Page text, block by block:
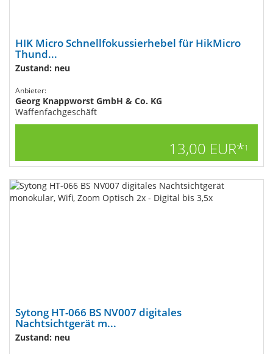
HIK Micro Schnellfokussierhebel für HikMicro
Thund...
Zustand: neu
Anbieter:
Georg Knappworst GmbH & Co. KG
Waffenfachgeschäft
13,00 EUR*1
Sytong HT-066 BS NV007 digitales
Nachtsichtgerät m...
Zustand: neu